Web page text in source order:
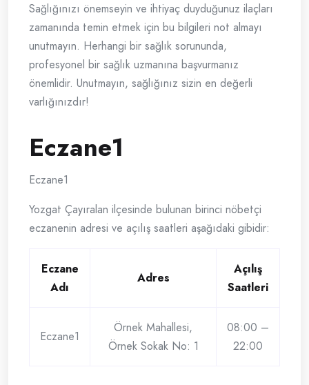
Sağlığınızı önemseyin ve ihtiyaç duyduğunuz ilaçları
zamanında temin etmek için bu bilgileri not almayı
unutmayın. Herhangi bir sağlık sorununda,
profesyonel bir sağlık uzmanına başvurmanız
önemlidir. Unutmayın, sağlığınız sizin en değerli
varlığınızdır!
Eczane1
Eczane1
Yozgat Çayıralan ilçesinde bulunan birinci nöbetçi
eczanenin adresi ve açılış saatleri aşağıdaki gibidir:
Eczane
Adı
Adres
Açılış
Saatleri
Eczane1
Örnek Mahallesi,
Örnek Sokak No: 1
08:00 –
22:00